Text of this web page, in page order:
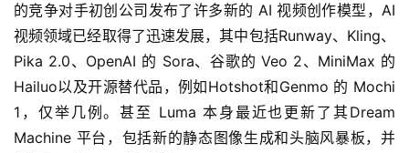
的竞争对手初创公司发布了许多新的 AI 视频创作模型，AI
视频领域已经取得了迅速发展，其中包括Runway、Kling、
Pika 2.0、OpenAI 的 Sora、谷歌的 Veo 2、MiniMax 的
Hailuo以及开源替代品，例如Hotshot和Genmo 的 Mochi
1，仅举几例。甚至 Luma 本身最近也更新了其Dream
Machine 平台，包括新的静态图像生成和头脑风暴板，并